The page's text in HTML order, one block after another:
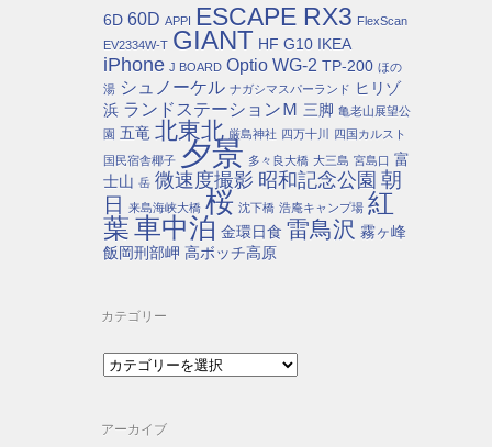
6D 60D APPI ESCAPE RX3 FlexScan
EV2334W-T GIANT HF G10 IKEA
iPhone J BOARD Optio WG-2 TP-200 ほの
湯 シュノーケル ナガシマスパーランド ヒリゾ
浜 ランドステーションＭ 三脚 亀老山展望公
園 五竜 北東北 厳島神社 四万十川
四国カルスト
国民宿舎椰子 夕景 多々良大橋 大三島 宮島口 富
士山 岳 微速度撮影 昭和記念公園 朝
日
来島海峡大橋 桜 沈下橋 浩庵キャンプ場 紅
葉車中泊 金環日食 雷鳥沢 霧ヶ峰
飯岡刑部岬 高ボッチ高原
カテゴリー
カ
ーアーカイブ